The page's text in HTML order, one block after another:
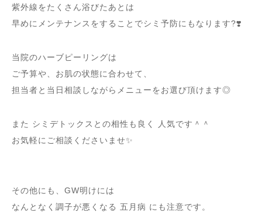
紫外線をたくさん浴びたあとは
早めにメンテナンスをすることでシミ予防にもなります?❣️
当院のハーブピーリングは
ご予算や、お肌の状態に合わせて、
担当者と当日相談しながらメニューをお選び頂けます◎
また シミデトックスとの相性も良く 人気です＾＾
お気軽にご相談くださいませ✨
その他にも、GW明けには
なんとなく調子が悪くなる 五月病 にも注意です。